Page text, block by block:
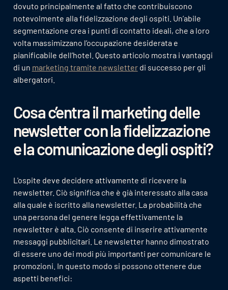
dovuto principalmente al fatto che contribuiscono
notevolmente alla fidelizzazione degli ospiti. Un’abile
segmentazione crea i punti di contatto ideali, che a loro
volta massimizzano l’occupazione desiderata e
pianificabile dell’hotel. Questo articolo mostra i vantaggi
di un marketing tramite newsletterdi successo per gli
albergatori.
Cosa c’entra il marketing delle
newsletter con la fidelizzazione
e la comunicazione degli ospiti?
L'ospite deve decidere attivamente di ricevere la
newsletter. Ciò significa che è già interessato alla casa
alla quale è iscritto alla newsletter. La probabilità che
una persona del genere legga effettivamente la
newsletter è alta. Ciò consente di inserire attivamente
messaggi pubblicitari. Le newsletter hanno dimostrato
di essere uno dei modi più importanti per comunicare le
promozioni. In questo modo si possono ottenere due
aspetti benefici: